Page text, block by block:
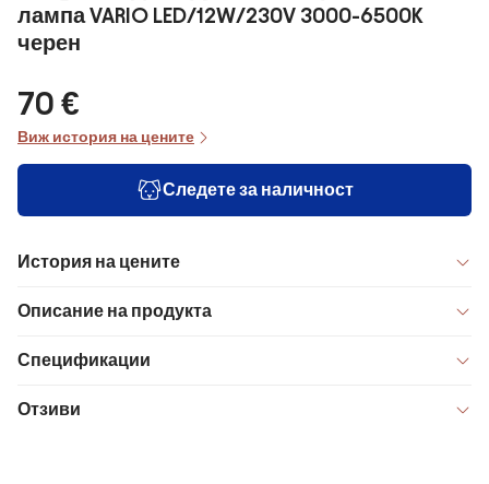
лампа VARIO LED/12W/230V 3000-6500K
черен
70 €
Виж история на цените
Следете за наличност
История на цените
Описание на продукта
Спецификации
Отзиви